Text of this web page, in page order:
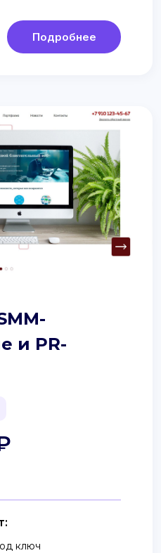
Подробнее
и PR-
ключ